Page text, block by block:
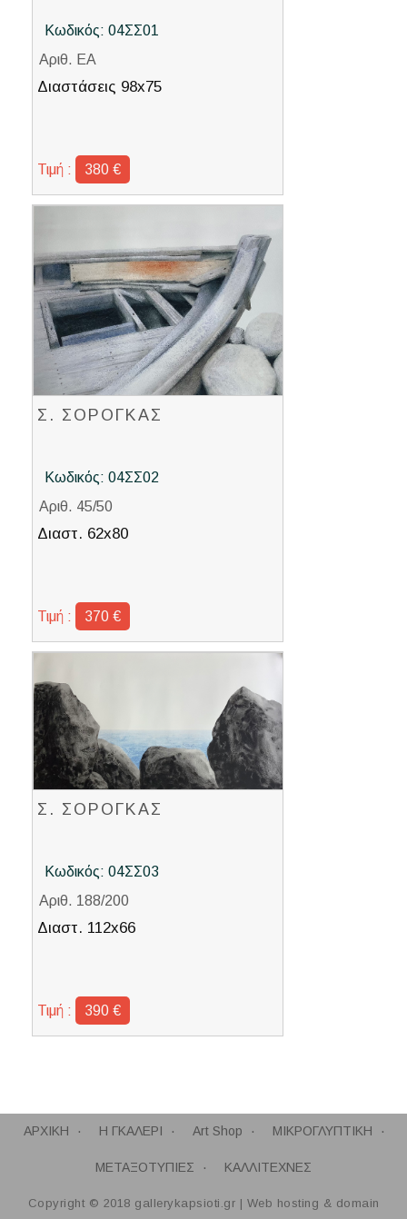
Κωδικός: 04ΣΣ01
Αριθ. ΕΑ
Διαστάσεις 98x75
Τιμή : 380 €
Σ. ΣΟΡΟΓΚΑΣ
Κωδικός: 04ΣΣ02
Αριθ. 45/50
Διαστ. 62x80
Τιμή : 370 €
Σ. ΣΟΡΟΓΚΑΣ
Κωδικός: 04ΣΣ03
Αριθ. 188/200
Διαστ. 112x66
Τιμή : 390 €
ΑΡΧΙΚΗ Η ΓΚΑΛΕΡΙ Art Shop ΜΙΚΡΟΓΛΥΠΤΙΚΗ
ΜΕΤΑΞΟΤΥΠΙΕΣ ΚΑΛΛΙΤΕΧΝΕΣ
Copyright © 2018 gallerykapsioti.gr | Web hosting & domain